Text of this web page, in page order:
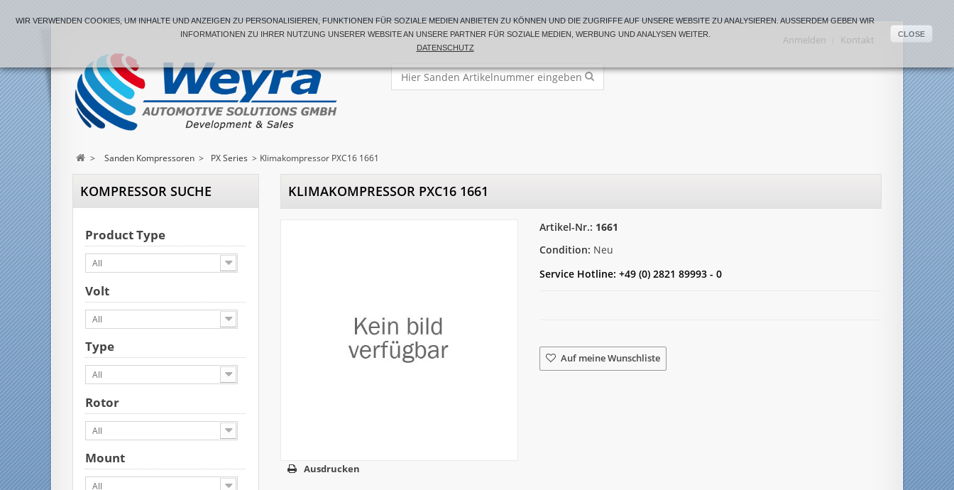
Kontakt
Anmelden
> Sanden Kompressoren > PX Series > Klimakompressor PXC16 1661
KOMPRESSOR SUCHE
Product Type
All
Volt
All
Type
All
Rotor
All
Mount
All
KLIMAKOMPRESSOR PXC16 1661
Ausdrucken
Artikel-Nr.: 1661
Condition: Neu
Service Hotline: +49 (0) 2821 89993 - 0
Auf meine Wunschliste
WIR VERWENDEN COOKIES, UM INHALTE UND ANZEIGEN ZU PERSONALISIEREN, FUNKTIONEN FÜR SOZIALE MEDIEN ANBIETEN ZU KÖNNEN UND DIE ZUGRIFFE AUF UNSERE WEBSITE ZU ANALYSIEREN. AUSSERDEM GEBEN WIR I
NFORMATIONEN ZU IHRER NUTZUNG UNSERER WEBSITE AN UNSERE PARTNER FÜR SOZIALE MEDIEN, WERBUNG UND ANALYSEN WEITER.
DATENSCHUTZ
CLOSE